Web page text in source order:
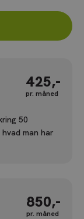
425,-
pr. måned
50
man har
850,-
pr. måned